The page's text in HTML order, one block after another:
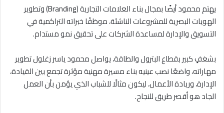
يهتم محمود أيضًا بمجال بناء العلامات التجارية (Branding) وتطوير
الهويات البصرية للمشروعات الناشئة، موظفًا خبراته التراكمية في
التسويق والإدارة لمساعدة الشركات على تحقيق نمو مستدام.
بشغفٍ كبير بقطاع البترول والطاقة، يواصل محمود ياسر زغلول تطوير
مهاراته، واضعًا نصب عينيه بناء مسيرة مهنية مؤثرة تجمع بين القيادة،
الإدارة، وريادة الأعمال، ليكون مثالًا للشباب الذي يؤمن بأن العمل
الجاد هو أقصر طريق للنجاح.